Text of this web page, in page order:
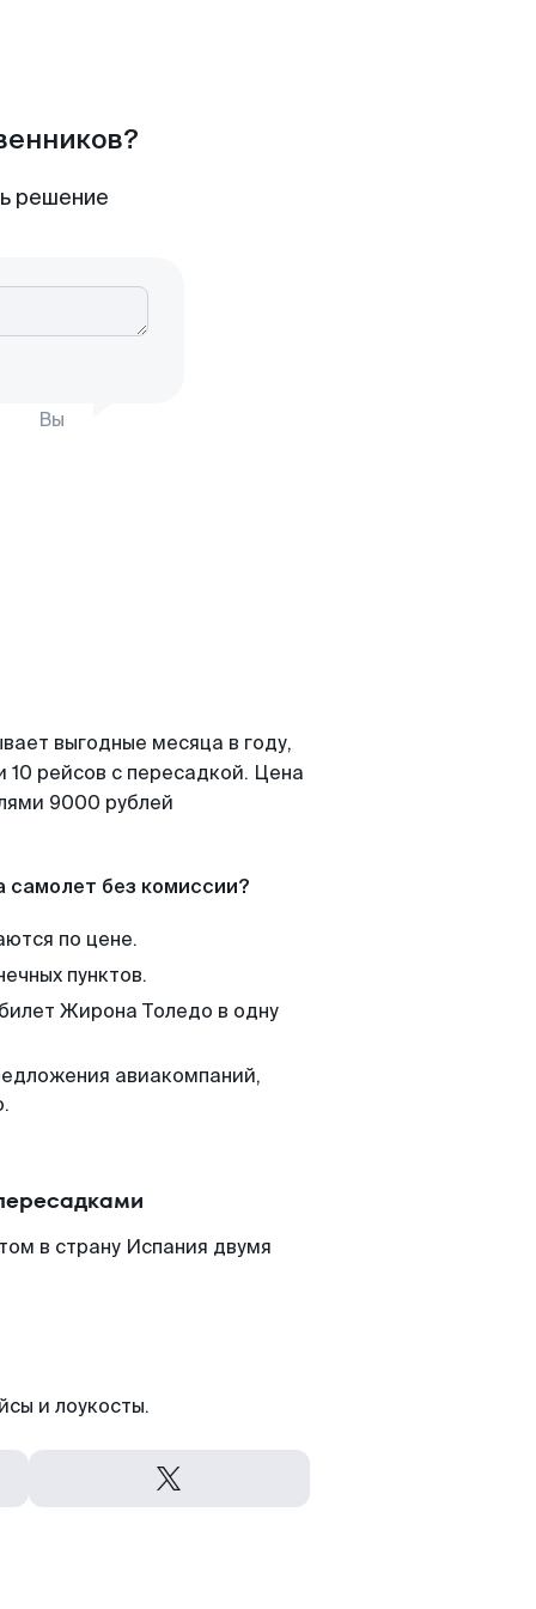
решение
Вы
выгодные месяца в году,
рейсов с пересадкой. Цена
9000 рублей
самолет без комиссии?
по цене.
пунктов.
Жирона Толедо в одну
авиакомпаний,
в страну Испания двумя
и лоукосты.